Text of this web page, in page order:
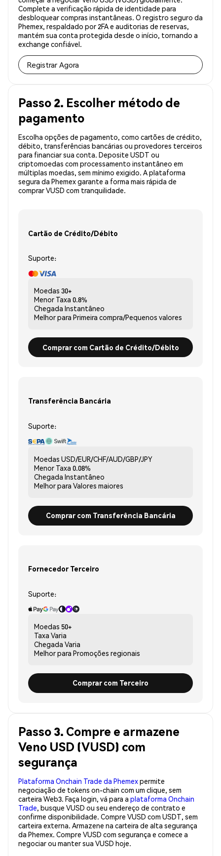
Complete a verificação rápida de identidade para
desbloquear compras instantâneas. O registro seguro da
Phemex, respaldado por 2FA e auditorias de reservas,
mantém sua conta protegida desde o início, tornando a
exchange confiável.
Registrar Agora
Passo 2. Escolher método de
pagamento
Escolha opções de pagamento, como cartões de crédito,
débito, transferências bancárias ou provedores terceiros
para financiar sua conta. Deposite USDT ou
criptomoedas com processamento instantâneo em
múltiplas moedas, sem mínimo exigido. A plataforma
segura da Phemex garante a forma mais rápida de
comprar VUSD com tranquilidade.
Cartão de Crédito/Débito
Suporte:
Moedas 30+
Menor Taxa 0.8%
Chegada Instantâneo
Melhor para Primeira compra/Pequenos valores
Comprar com Cartão de Crédito/Débito
Transferência Bancária
Suporte:
Moedas USD/EUR/CHF/AUD/GBP/JPY
Menor Taxa 0.08%
Chegada Instantâneo
Melhor para Valores maiores
Comprar com Transferência Bancária
Fornecedor Terceiro
Suporte:
Moedas 50+
Taxa Varia
Chegada Varia
Melhor para Promoções regionais
Comprar com Terceiro
Passo 3. Compre e armazene
Veno USD (VUSD) com
segurança
Plataforma Onchain Trade da Phemexpermite
negociação de tokens on-chain com um clique, sem
carteira Web3. Faça login, vá para a plataforma Onchain
Trade, busque VUSD ou seu endereço de contrato e
confirme disponibilidade. Compre VUSD com USDT, sem
carteira externa. Armazene na carteira de alta segurança
da Phemex. Compre VUSD com segurança e comece a
negociar ou manter sua VUSD hoje.